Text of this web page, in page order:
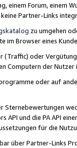
einem Forum, einem
Partner-Links
zu umgehen
im Browser eines
(Traffic) oder
Computern der
oder auf
Sternebewertungen
API und die PA API
für die
über Partner-Links